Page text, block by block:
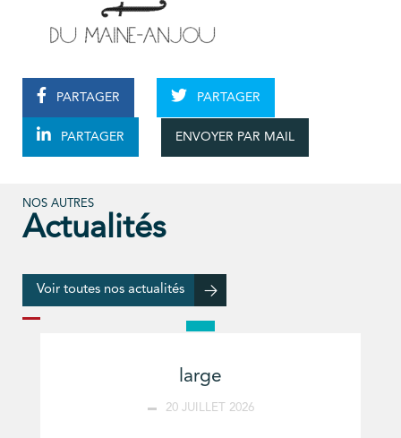
PARTAGER PARTAGER
PARTAGER ENVOYER PAR MAIL
NOS AUTRES
Actualités
Voir toutes nos actualités
large
20 JUILLET 2026